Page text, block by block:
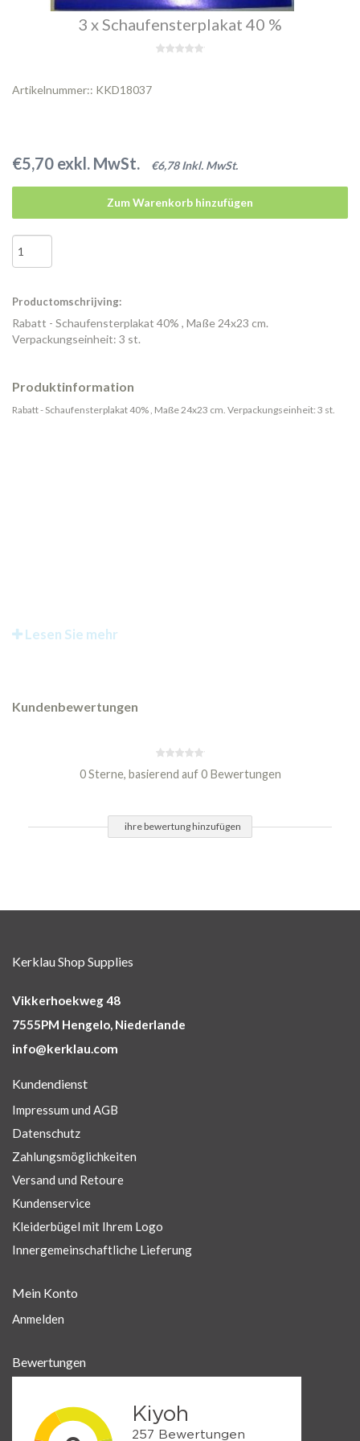
3 x Schaufensterplakat 40 %
Artikelnummer:: KKD18037
€5,70 exkl. MwSt. €6,78 Inkl. MwSt.
Zum Warenkorb hinzufügen
Productomschrijving:
Rabatt - Schaufensterplakat 40% , Maße 24x23 cm.
Verpackungseinheit: 3 st.
Produktinformation
Rabatt - Schaufensterplakat 40% , Maße 24x23 cm. Verpackungseinheit: 3 st.
Lesen Sie mehr
Kundenbewertungen
0 Sterne, basierend auf 0 Bewertungen
ihre bewertung hinzufügen
Kerklau Shop Supplies
Vikkerhoekweg 48
7555PM Hengelo, Niederlande
info@kerklau.com
Kundendienst
Impressum und AGB
Datenschutz
Zahlungsmöglichkeiten
Versand und Retoure
Kundenservice
Kleiderbügel mit Ihrem Logo
Innergemeinschaftliche Lieferung
Mein Konto
Anmelden
Bewertungen